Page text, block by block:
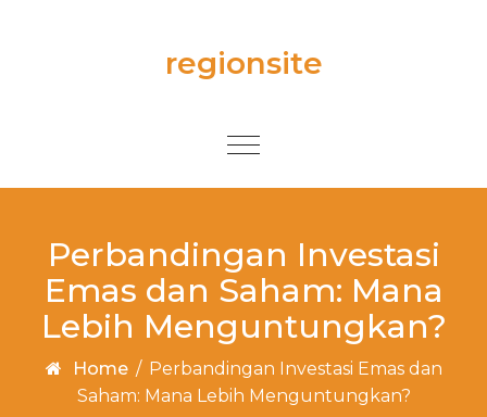
regionsite
Toggle
Perbandingan Investasi
Emas dan Saham: Mana
Lebih Menguntungkan?
Home / Perbandingan Investasi Emas dan
Saham: Mana Lebih Menguntungkan?